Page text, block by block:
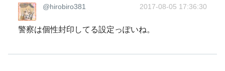
@hirobiro381 2017-08-05 17:36:30
警察は個性封印してる設定っぽいね。